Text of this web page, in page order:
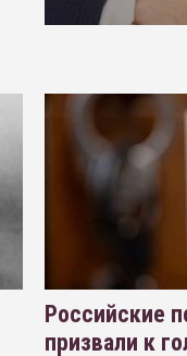
Российские
призвали к